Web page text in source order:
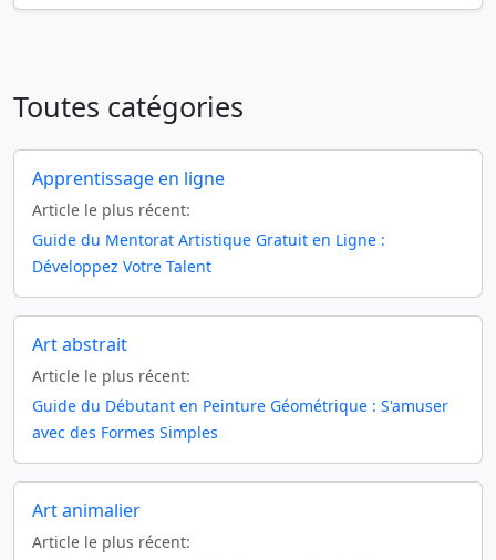
Toutes catégories
Apprentissage en ligne
Article le plus récent:
Guide du Mentorat Artistique Gratuit en Ligne :
Développez Votre Talent
Art abstrait
Article le plus récent:
Guide du Débutant en Peinture Géométrique : S'amuser
avec des Formes Simples
Art animalier
Article le plus récent: